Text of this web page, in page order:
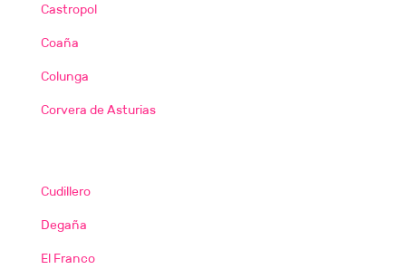
Castropol
Coaña
Colunga
Corvera de Asturias
Cudillero
Degaña
El Franco